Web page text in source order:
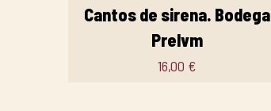
Cantos de sirena. Bodega
Prelvm
16,00 €